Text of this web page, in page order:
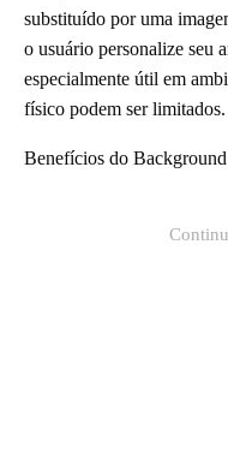
substituído por uma
o usuário personalize seu
especialmente útil em
físico podem ser limitados.
Benefícios do